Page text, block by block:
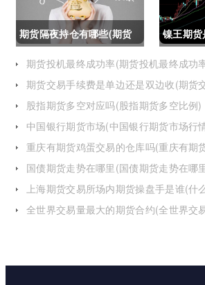
期货隔夜持仓有哪些(期货
隔夜持仓有哪些风险)
镍王期
是看跌
期货投机最终成功率(期货投机最终成功
期货交易手续费是单边还是双边收(期货
是双边收费)
股指期货多空对应吗(股指期货多空比例)
中国银行期货市场(中国银行期货市场行
重庆有期货鸡蛋交易的仓库吗(重庆有期
在哪里)
国债期货走势在哪里(国债期货走势在哪
上海期货交易所场内期货操盘手是谁(什
全世界交易量最大的期货合约(全世界交